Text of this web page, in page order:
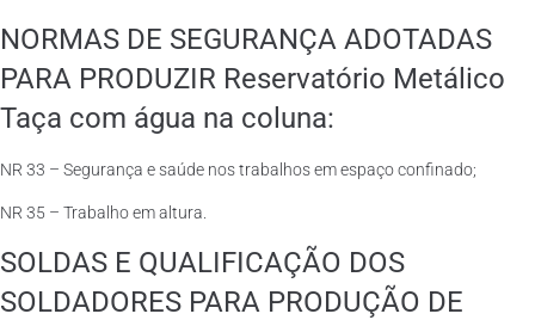
NORMAS DE SEGURANÇA ADOTADAS
PARA PRODUZIR Reservatório Metálico
Taça com água na coluna:
NR 33 – Segurança e saúde nos trabalhos em espaço confinado;
NR 35 – Trabalho em altura.
SOLDAS E QUALIFICAÇÃO DOS
SOLDADORES PARA PRODUÇÃO DE